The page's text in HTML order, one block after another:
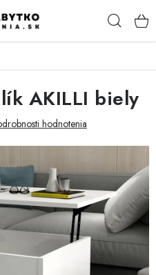
AKILLI biely
hodnotenia